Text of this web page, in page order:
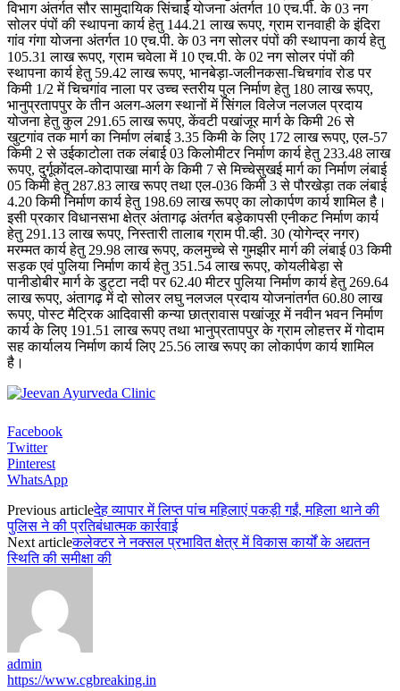
विभाग अंतर्गत सौर सामुदायिक सिंचाई योजना अंतर्गत 10 एच.पी. के 03 नग
सोलर पंपों की स्थापना कार्य हेतु 144.21 लाख रूपए, ग्राम रानवाही के इंदिरा
गांव गंगा योजना अंतर्गत 10 एच.पी. के 03 नग सोलर पंपों की स्थापना कार्य हेतु
105.31 लाख रूपए, ग्राम चवेला में 10 एच.पी. के 02 नग सोलर पंपों की
स्थापना कार्य हेतु 59.42 लाख रूपए, भानबेड़ा-जलीनकसा-चिचगांव रोड पर
किमी 1/2 में चिचगांव नाला पर उच्च स्तरीय पुल निर्माण हेतु 180 लाख रूपए,
भानुप्रतापपुर के तीन अलग-अलग स्थानों में सिंगल विलेज नलजल प्रदाय
योजना हेतु कुल 291.65 लाख रूपए, केंवटी पखांजूर मार्ग के किमी 26 से
खुटगांव तक मार्ग का निर्माण लंबाई 3.35 किमी के लिए 172 लाख रूपए, एल-57
किमी 2 से उईकाटोला तक लंबाई 03 किलोमीटर निर्माण कार्य हेतु 233.48 लाख
रूपए, दुर्गूकोंदल-कोदापाखा मार्ग के किमी 7 से मिच्चेसुखई मार्ग का निर्माण लंबाई
05 किमी हेतु 287.83 लाख रूपए तथा एल-036 किमी 3 से पौरखेड़ा तक लंबाई
4.20 किमी निर्माण कार्य हेतु 198.69 लाख रूपए का लोकार्पण कार्य शामिल है।
इसी प्रकार विधानसभा क्षेत्र अंतागढ़ अंतर्गत बड़ेकापसी एनीकट निर्माण कार्य
हेतु 291.13 लाख रूपए, निस्तारी तालाब ग्राम पी.व्ही. 30 (योगेन्द्र नगर)
मरम्मत कार्य हेतु 29.98 लाख रूपए, कलमुच्चे से गुमझीर मार्ग की लंबाई 03 किमी
सड़क एवं पुलिया निर्माण कार्य हेतु 351.54 लाख रूपए, कोयलीबेड़ा से
पानीडोबीर मार्ग के डुट्टा नदी पर 62.40 मीटर पुलिया निर्माण कार्य हेतु 269.64
लाख रूपए, अंतागढ़ में दो सोलर लघु नलजल प्रदाय योजनांतर्गत 60.80 लाख
रूपए, पोस्ट मैट्रिक आदिवासी कन्या छात्रावास पखांजूर में नवीन भवन निर्माण
कार्य के लिए 191.51 लाख रूपए तथा भानुप्रतापपुर के ग्राम लोहत्तर में गोदाम
सह कार्यालय निर्माण कार्य लिए 25.56 लाख रूपए का लोकार्पण कार्य शामिल
है।
Facebook
Twitter
Pinterest
WhatsApp
Previous articleदेह व्यापार में लिप्त पांच महिलाएं पकड़ी गईं, महिला थाने की
पुलिस ने की प्रतिबंधात्मक कार्रवाई
Next articleकलेक्टर ने नक्सल प्रभावित क्षेत्र में विकास कार्यों के अद्यतन
स्थिति की समीक्षा की
admin
https://www.cgbreaking.in